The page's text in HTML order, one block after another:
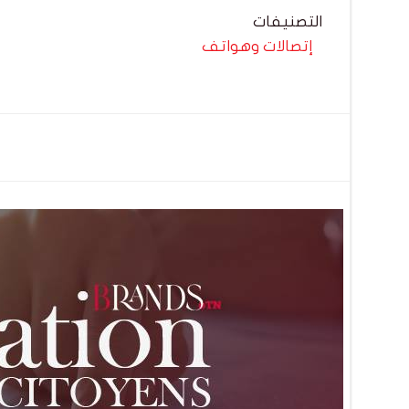
التصنيفات
إتصالات وهواتف